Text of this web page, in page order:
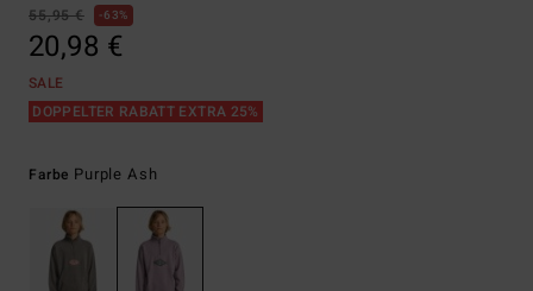
55,95 €
63%
20,98 €
SALE
DOPPELTER RABATT EXTRA 25%
Farbe Purple Ash